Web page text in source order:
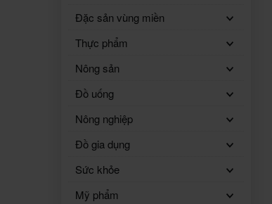
Đặc sản vùng miền
Thực phẩm
Nông sản
Đồ uống
Nông nghiệp
Đồ gia dụng
Sức khỏe
Mỹ phẩm